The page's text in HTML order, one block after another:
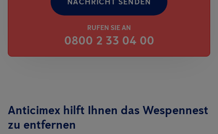
RUFEN SIE AN
0800 2 33 04 00
Anticimex hilft Ihnen das Wespennest
zu entfernen